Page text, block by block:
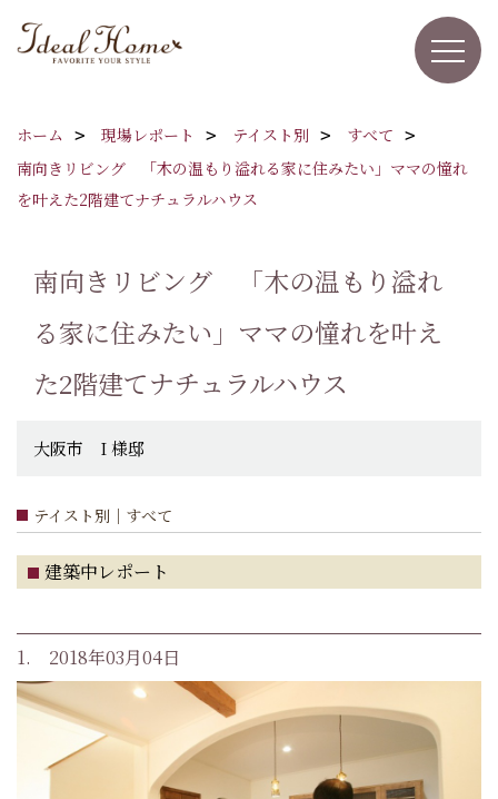
ホーム 現場レポート テイスト別
すべて
南向きリビング 「木の温もり溢れる家に住みたい」ママの憧れ
を叶えた2階建てナチュラルハウス
南向きリビング 「木の温もり溢れ
る家に住みたい」ママの憧れを叶え
た2階建てナチュラルハウス
大阪市 I 様邸
テイスト別｜すべて
建築中レポート
1. 2018年03月04日